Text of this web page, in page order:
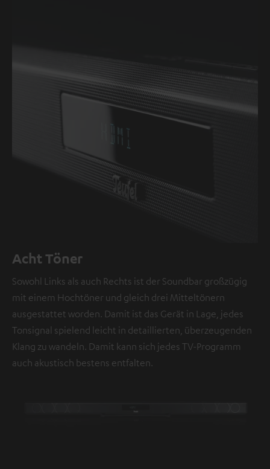
Acht Töner
Sowohl Links als auch Rechts ist der Soundbar großzügig
mit einem Hochtöner und gleich drei Mitteltönern
ausgestattet worden. Damit ist das Gerät in Lage, jedes
Tonsignal spielend leicht in detaillierten, überzeugenden
Klang zu wandeln. Damit kann sich jedes TV-Programm
auch akustisch bestens entfalten.